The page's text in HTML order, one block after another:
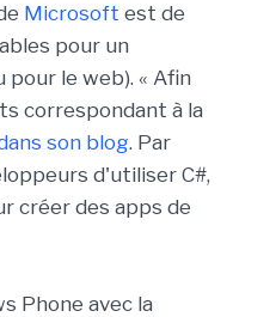
Microsoft est de
pour un
le web). « Afin
correspondant à la
son blog. Par
d'utiliser C#,
créer des apps de
Phone avec la